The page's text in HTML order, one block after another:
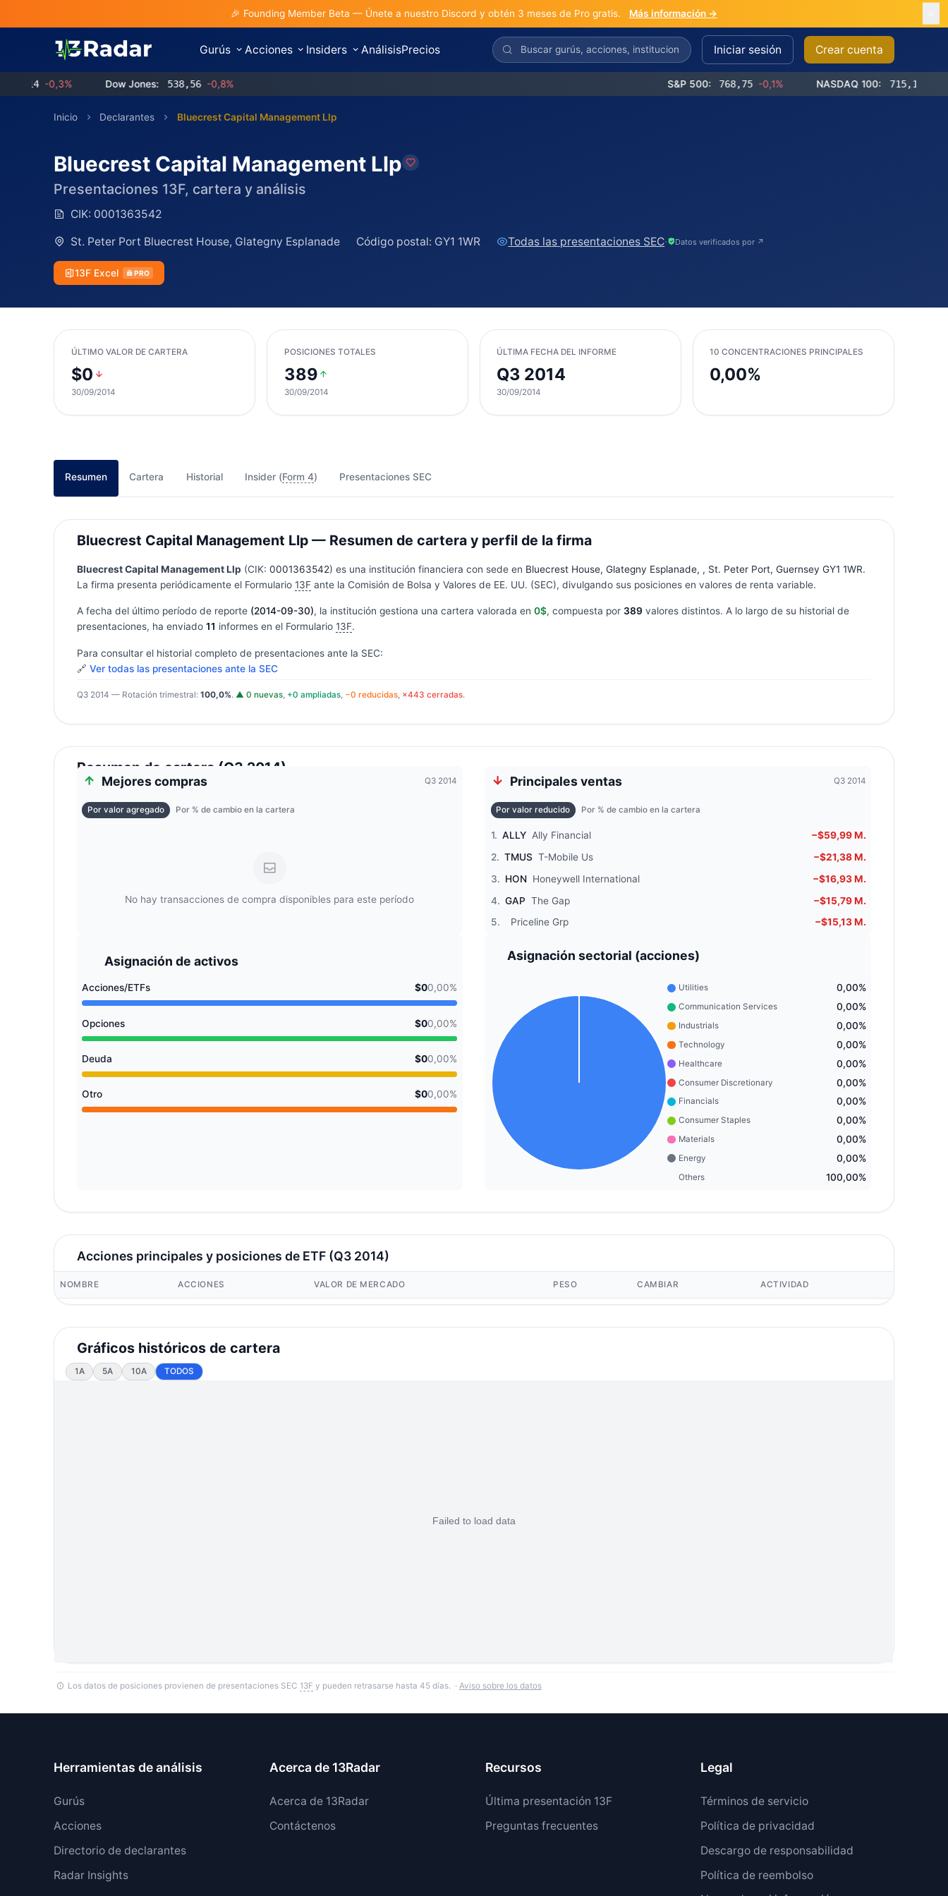
🎉 Founding Member Beta — Únete a nuestro Discord y obtén 3 meses de Pro gratis. Más información →
Gurús Acciones Insiders AnálisisPrecios Iniciar sesión Crear cuenta
-0,3% Dow Jones: 538,56 -0,8% S&P 500: 768,75 -0,1% NASDAQ 100: 715,14 -0,3%
Inicio Declarantes Bluecrest Capital Management Llp
Bluecrest Capital Management Llp
Presentaciones 13F, cartera y análisis
CIK: 0001363542
St. Peter Port Bluecrest House, Glategny Esplanade Código postal: GY1 1WR Todas las presentaciones SEC· Datos verificados por ↗
13F Excel PRO
ÚLTIMO VALOR DE CARTERA
$0
30/09/2014
POSICIONES TOTALES
389
30/09/2014
ÚLTIMA FECHA DEL INFORME
Q3 2014
30/09/2014
10 CONCENTRACIONES PRINCIPALES
0,00%
Resumen Cartera Historial Insider (Form 4) Presentaciones SEC
Bluecrest Capital Management Llp — Resumen de cartera y perfil de la firma
Bluecrest Capital Management Llp (CIK: 0001363542) es una institución financiera con sede en Bluecrest House, Glategny Esplanade, , St. Peter Port, Guernsey GY1 1WR.
La firma presenta periódicamente el Formulario 13Fante la Comisión de Bolsa y Valores de EE. UU. (SEC), divulgando sus posiciones en valores de renta variable.
A fecha del último período de reporte (2014-09-30), la institución gestiona una cartera valorada en 0$, compuesta por 389valores distintos. A lo largo de su historial de
presentaciones, ha enviado 11 informes en el Formulario 13F.
Para consultar el historial completo de presentaciones ante la SEC:
🔗 Ver todas las presentaciones ante la SEC
Q3 2014 — Rotación trimestral: 100,0%. ▲ 0 nuevas, +0 ampliadas, −0 reducidas, ×443 cerradas.
Resumen de cartera (Q3 2014)
Mejores compras Q3 2014
Por valor agregado Por % de cambio en la cartera
No hay transacciones de compra disponibles para este período
Principales ventas Q3 2014
Por valor reducido Por % de cambio en la cartera
1. ALLY Ally Financial
−$59,99 M.
2. TMUS T-Mobile Us
−$21,38 M.
3. HON Honeywell International
−$16,93 M.
4. GAP The Gap
−$15,79 M.
5.
Priceline Grp −$15,13 M.
Asignación de activos
Acciones/ETFs $00,00%
Opciones $00,00%
Deuda $00,00%
Otro $00,00%
Asignación sectorial (acciones)
Utilities 0,00%
Communication Services 0,00%
Industrials 0,00%
Technology 0,00%
Healthcare 0,00%
Consumer Discretionary 0,00%
Financials 0,00%
Consumer Staples 0,00%
Materials 0,00%
Energy 0,00%
Others 100,00%
Acciones principales y posiciones de ETF (Q3 2014)
NOMBRE ACCIONES VALOR DE MERCADO PESO CAMBIAR ACTIVIDAD
Gráficos históricos de cartera
1A 5A 10A TODOS
Los datos de posiciones provienen de presentaciones SEC 13F y pueden retrasarse hasta 45 días. · Aviso sobre los datos
Herramientas de análisis
Gurús
Acciones
Directorio de declarantes
Radar Insights
Acerca de 13Radar
Acerca de 13Radar
Contáctenos
Recursos
Última presentación 13F
Preguntas frecuentes
Legal
Términos de servicio
Política de privacidad
Descargo de responsabilidad
Política de reembolso